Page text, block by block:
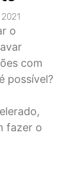
o
com
possível?
fazer o